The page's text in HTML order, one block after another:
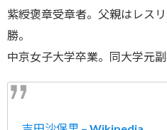
紫綬褒章受章者。父親はレス
勝。
中京女子大学卒業。同大学元副